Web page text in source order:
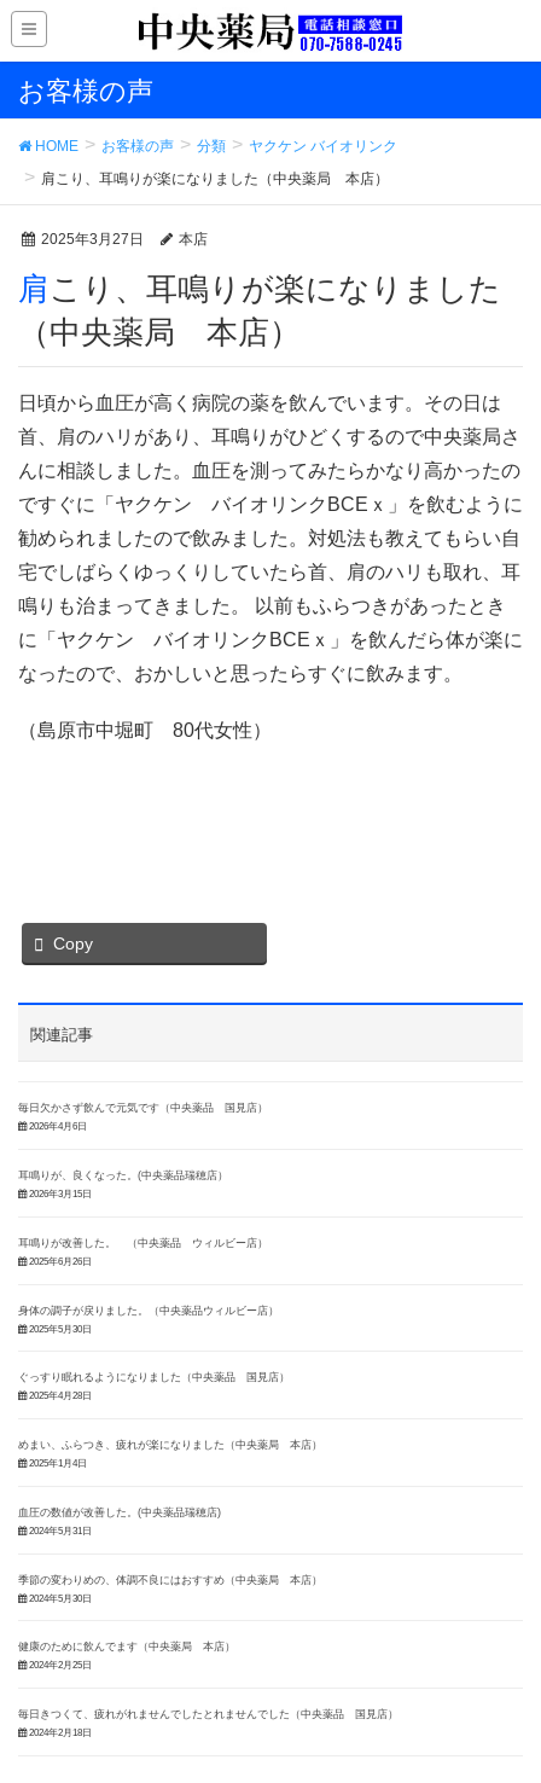
お客様の声
HOME お客様の声 分類
ヤクケン バイオリンク
肩こり、耳鳴りが楽になりました（中央薬局 本店）
2025年3月27日 本店
肩こり、耳鳴りが楽になりました
（中央薬局 本店）
日頃から血圧が高く病院の薬を飲んでいます。その日は
首、肩のハリがあり、耳鳴りがひどくするので中央薬局さ
んに相談しました。血圧を測ってみたらかなり高かったの
ですぐに「ヤクケン バイオリンクBCEｘ」を飲むように
勧められましたので飲みました。対処法も教えてもらい自
宅でしばらくゆっくりしていたら首、肩のハリも取れ、耳
鳴りも治まってきました。 以前もふらつきがあったとき
に「ヤクケン バイオリンクBCEｘ」を飲んだら体が楽に
なったので、おかしいと思ったらすぐに飲みます。
（島原市中堀町 80代女性）
Copy
関連記事
毎日欠かさず飲んで元気です（中央薬品 国見店）
2026年4月6日
耳鳴りが、良くなった。(中央薬品瑞穂店）
2026年3月15日
耳鳴りが改善した。 （中央薬品 ウィルビー店）
2025年6月26日
身体の調子が戻りました。（中央薬品ウィルビー店）
2025年5月30日
ぐっすり眠れるようになりました（中央薬品 国見店）
2025年4月28日
めまい、ふらつき、疲れが楽になりました（中央薬局 本店）
2025年1月4日
血圧の数値が改善した。(中央薬品瑞穂店)
2024年5月31日
季節の変わりめの、体調不良にはおすすめ（中央薬局 本店）
2024年5月30日
健康のために飲んでます（中央薬局 本店）
2024年2月25日
毎日きつくて、疲れがれませんでしたとれませんでした（中央薬品 国見店）
2024年2月18日